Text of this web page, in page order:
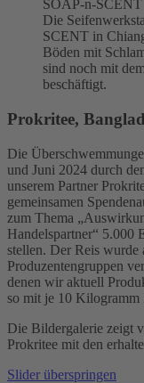
SOAP-n-SCENT
Die
SCENT in
Böden mit
sind noch mit
beschäftigt.
Prokritee,
Die
und Juni 2024 durch
unserem Partner
gemeinsamen
zum Thema
Handelspartner“ 5.000
stellen. Der Reis wurde
Produzentengruppen
denen wir aktuell
so mit je 10 Kilogramm
Die Bildergalerie zeigt
Prokritee mit den
Slider überspringen